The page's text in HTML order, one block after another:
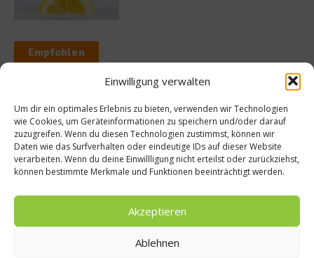
Einwilligung verwalten
Um dir ein optimales Erlebnis zu bieten, verwenden wir Technologien
wie Cookies, um Geräteinformationen zu speichern und/oder darauf
zuzugreifen. Wenn du diesen Technologien zustimmst, können wir
Daten wie das Surfverhalten oder eindeutige IDs auf dieser Website
verarbeiten. Wenn du deine Einwillligung nicht erteilst oder zurückziehst,
können bestimmte Merkmale und Funktionen beeinträchtigt werden.
Akzeptieren
Ablehnen
Empfohlen
& Gourmet
Gourmet &
feiert
Was isst
Der
2011 – Die